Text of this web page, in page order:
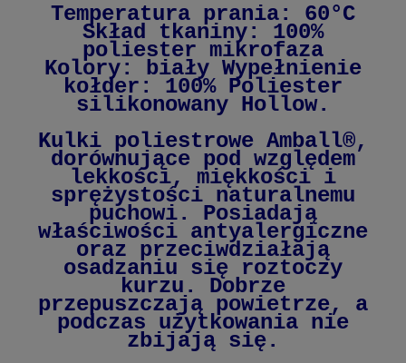
Temperatura prania: 60°C
Skład tkaniny: 100%
poliester mikrofaza
Kolory: biały Wypełnienie
kołder: 100% Poliester
silikonowany Hollow.
Kulki poliestrowe Amball®,
dorównujące pod względem
lekkości, miękkości i
sprężystości naturalnemu
puchowi. Posiadają
właściwości antyalergiczne
oraz przeciwdziałają
osadzaniu się roztoczy
kurzu. Dobrze
przepuszczają powietrze, a
podczas użytkowania nie
zbijają się.